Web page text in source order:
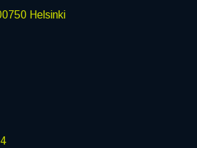
Helsinki